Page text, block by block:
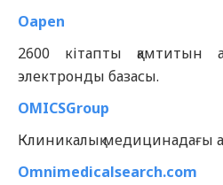
Oapen
2600 кітапты қамтитын
электронды базасы.
OMICSGroup
Клиникалық медицинадағы
Omnimedicalsearch.com